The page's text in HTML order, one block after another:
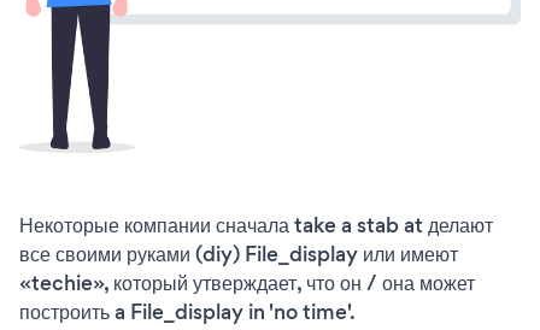
Некоторые компании сначала take a stab at делают
все своими руками (diy) File_display или имеют
«techie», который утверждает, что он / она может
построить a File_display in 'no time'.